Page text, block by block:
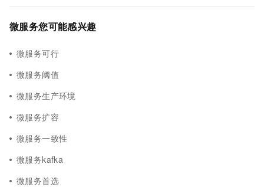
微服务您可能感兴趣
微服务可行
微服务阈值
微服务生产环境
微服务扩容
微服务一致性
微服务kafka
微服务首选